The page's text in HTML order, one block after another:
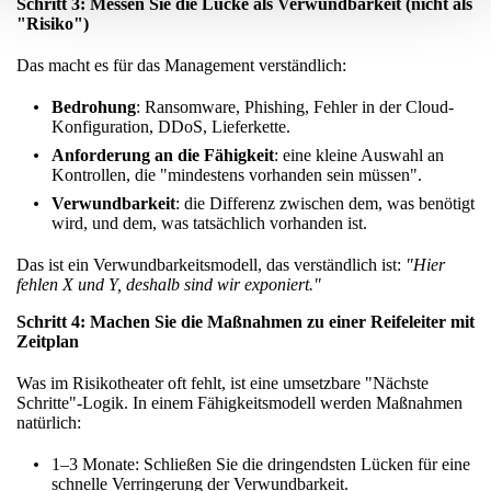
Schritt 3: Messen Sie die Lücke als Verwundbarkeit (nicht als
"Risiko")
Das macht es für das Management verständlich:
Bedrohung: Ransomware, Phishing, Fehler in der Cloud-
Konfiguration, DDoS, Lieferkette.
Anforderung an die Fähigkeit: eine kleine Auswahl an
Kontrollen, die "mindestens vorhanden sein müssen".
Verwundbarkeit: die Differenz zwischen dem, was benötigt
wird, und dem, was tatsächlich vorhanden ist.
Das ist ein Verwundbarkeitsmodell, das verständlich ist: "Hier
fehlen X und Y, deshalb sind wir exponiert."
Schritt 4: Machen Sie die Maßnahmen zu einer Reifeleiter mit
Zeitplan
Was im Risikotheater oft fehlt, ist eine umsetzbare "Nächste
Schritte"-Logik. In einem Fähigkeitsmodell werden Maßnahmen
natürlich:
1–3 Monate: Schließen Sie die dringendsten Lücken für eine
schnelle Verringerung der Verwundbarkeit.